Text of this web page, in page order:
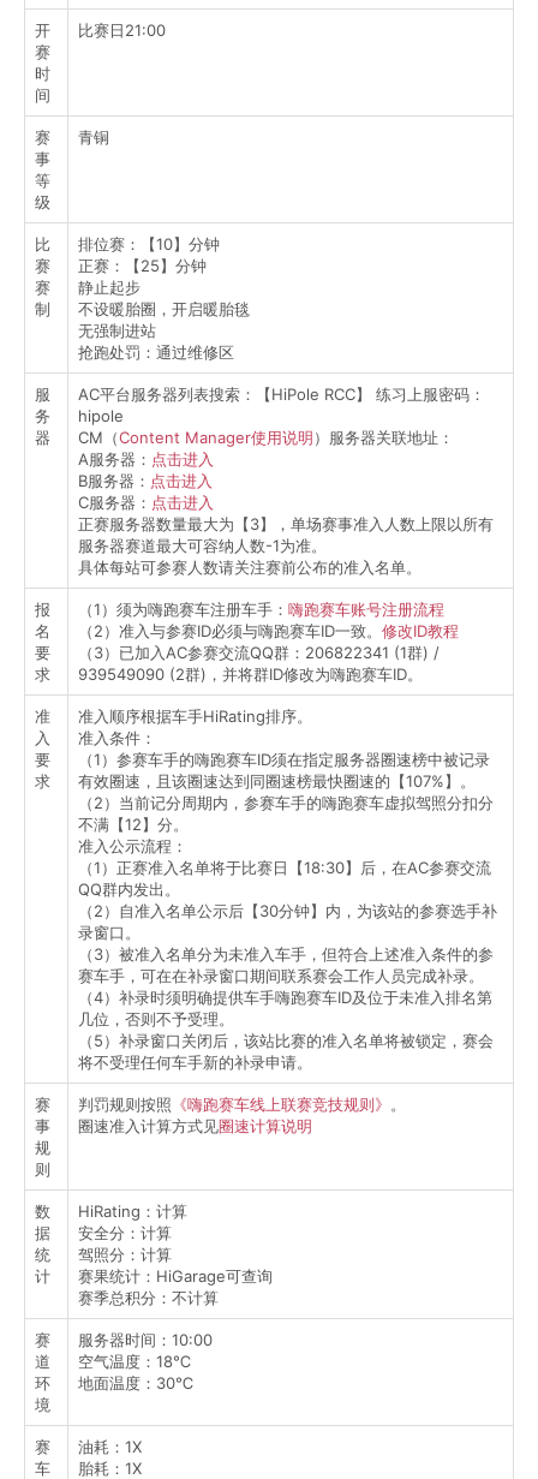
开
赛
时
间
比赛日21:00
赛
事
等
级
青铜
比
赛
赛
制
排位赛：【10】分钟
正赛：【25】分钟
静止起步
不设暖胎圈，开启暖胎毯
无强制进站
抢跑处罚：通过维修区
服
务
器
AC平台服务器列表搜索：【HiPole RCC】 练习上服密码：
hipole
CM（Content Manager使用说明）服务器关联地址：
A服务器： 点击进入
B服务器： 点击进入
C服务器： 点击进入
正赛服务器数量最大为【3】，单场赛事准入人数上限以所有
服务器赛道最大可容纳人数-1为准。
具体每站可参赛人数请关注赛前公布的准入名单。
报
名
要
求
（1）须为嗨跑赛车注册车手： 嗨跑赛车账号注册流程
（2）准入与参赛ID必须与嗨跑赛车ID一致。 修改ID教程
（3）已加入AC参赛交流QQ群：206822341 (1群) /
939549090 (2群)，并将群ID修改为嗨跑赛车ID。
准
入
要
求
准入顺序根据车手HiRating排序。
准入条件：
（1）参赛车手的嗨跑赛车ID须在指定服务器圈速榜中被记录
有效圈速，且该圈速达到同圈速榜最快圈速的【107%】。
（2）当前记分周期内，参赛车手的嗨跑赛车虚拟驾照分扣分
不满【12】分。
准入公示流程：
（1）正赛准入名单将于比赛日【18:30】后，在AC参赛交流
QQ群内发出。
（2）自准入名单公示后【30分钟】内，为该站的参赛选手补
录窗口。
（3）被准入名单分为未准入车手，但符合上述准入条件的参
赛车手，可在在补录窗口期间联系赛会工作人员完成补录。
（4）补录时须明确提供车手嗨跑赛车ID及位于未准入排名第
几位，否则不予受理。
（5）补录窗口关闭后，该站比赛的准入名单将被锁定，赛会
将不受理任何车手新的补录申请。
赛
事
规
则
判罚规则按照 《嗨跑赛车线上联赛竞技规则》 。
圈速准入计算方式见圈速计算说明
数
据
统
计
HiRating：计算
安全分：计算
驾照分：计算
赛果统计：HiGarage可查询
赛季总积分：不计算
赛
道
环
境
服务器时间：10:00
空气温度：18℃
地面温度：30℃
赛
车
油耗：1X
胎耗：1X